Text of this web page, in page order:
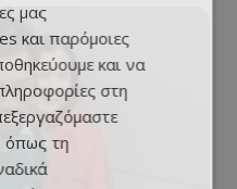
μας
και παρόμοιες
και να
στη
όπως τη